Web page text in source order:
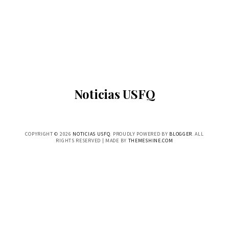
Noticias USFQ
COPYRIGHT © 2026 NOTICIAS USFQ . PROUDLY POWERED BY BLOGGER . ALL
RIGHTS RESERVED | MADE BY THEMESHINE.COM